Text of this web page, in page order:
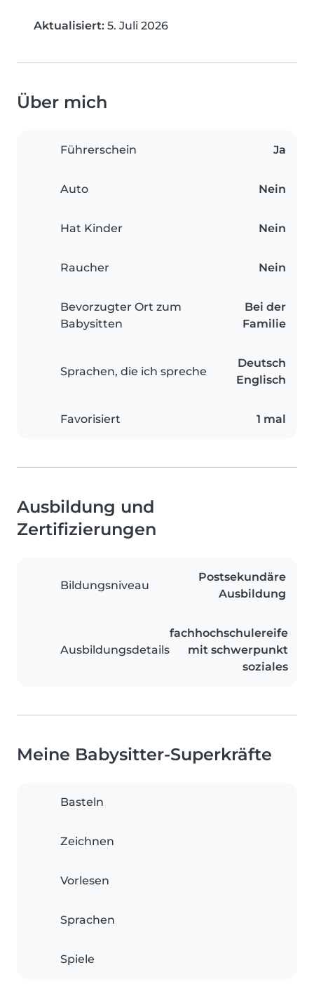
Aktualisiert: 5. Juli 2026
Über mich
Führerschein Ja
Auto Nein
Hat Kinder Nein
Raucher Nein
Bevorzugter Ort zum
Babysitten
Bei der
Familie
Sprachen, die ich spreche
Deutsch
Englisch
Favorisiert 1 mal
Ausbildung und
Zertifizierungen
Bildungsniveau
Postsekundäre
Ausbildung
Ausbildungsdetails
fachhochschulereife
mit schwerpunkt
soziales
Meine Babysitter-Superkräfte
Basteln
Zeichnen
Vorlesen
Sprachen
Spiele